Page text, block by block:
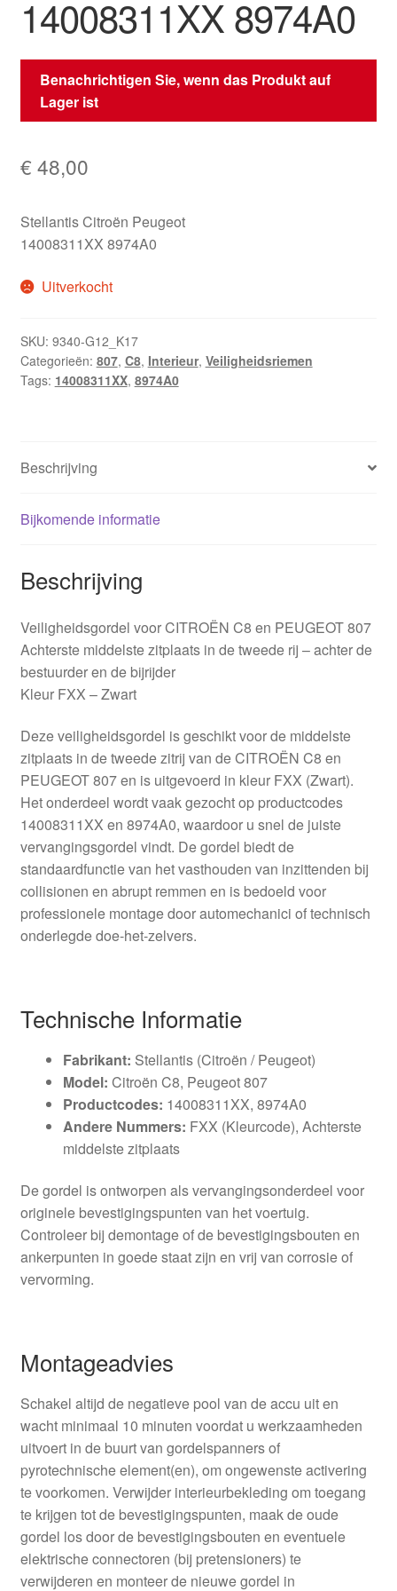
14008311XX 8974A0
Benachrichtigen Sie, wenn das Produkt auf
Lager ist
€ 48,00
Stellantis Citroën Peugeot
14008311XX 8974A0
Uitverkocht
SKU: 9340-G12_K17
Categorieën: 807, C8, Interieur, Veiligheidsriemen
Tags: 14008311XX, 8974A0
Beschrijving
Bijkomende informatie
Beschrijving
Veiligheidsgordel voor CITROËN C8 en PEUGEOT 807
Achterste middelste zitplaats in de tweede rij – achter de
bestuurder en de bijrijder
Kleur FXX – Zwart
Deze veiligheidsgordel is geschikt voor de middelste
zitplaats in de tweede zitrij van de CITROËN C8 en
PEUGEOT 807 en is uitgevoerd in kleur FXX (Zwart).
Het onderdeel wordt vaak gezocht op productcodes
14008311XX en 8974A0, waardoor u snel de juiste
vervangingsgordel vindt. De gordel biedt de
standaardfunctie van het vasthouden van inzittenden bij
collisionen en abrupt remmen en is bedoeld voor
professionele montage door automechanici of technisch
onderlegde doe-het-zelvers.
Technische Informatie
Fabrikant: Stellantis (Citroën / Peugeot)
Model: Citroën C8, Peugeot 807
Productcodes: 14008311XX, 8974A0
Andere Nummers: FXX (Kleurcode), Achterste
middelste zitplaats
De gordel is ontworpen als vervangingsonderdeel voor
originele bevestigingspunten van het voertuig.
Controleer bij demontage of de bevestigingsbouten en
ankerpunten in goede staat zijn en vrij van corrosie of
vervorming.
Montageadvies
Schakel altijd de negatieve pool van de accu uit en
wacht minimaal 10 minuten voordat u werkzaamheden
uitvoert in de buurt van gordelspanners of
pyrotechnische element(en), om ongewenste activering
te voorkomen. Verwijder interieurbekleding om toegang
te krijgen tot de bevestigingspunten, maak de oude
gordel los door de bevestigingsbouten en eventuele
elektrische connectoren (bij pretensioners) te
verwijderen en monteer de nieuwe gordel in